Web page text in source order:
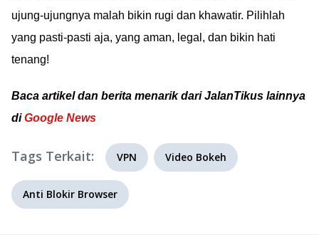
ujung-ujungnya malah bikin rugi dan khawatir. Pilihlah
yang pasti-pasti aja, yang aman, legal, dan bikin hati
tenang!
Baca artikel dan berita menarik dari JalanTikus lainnya
diGoogle News
Tags Terkait: VPN Video Bokeh
Anti Blokir Browser